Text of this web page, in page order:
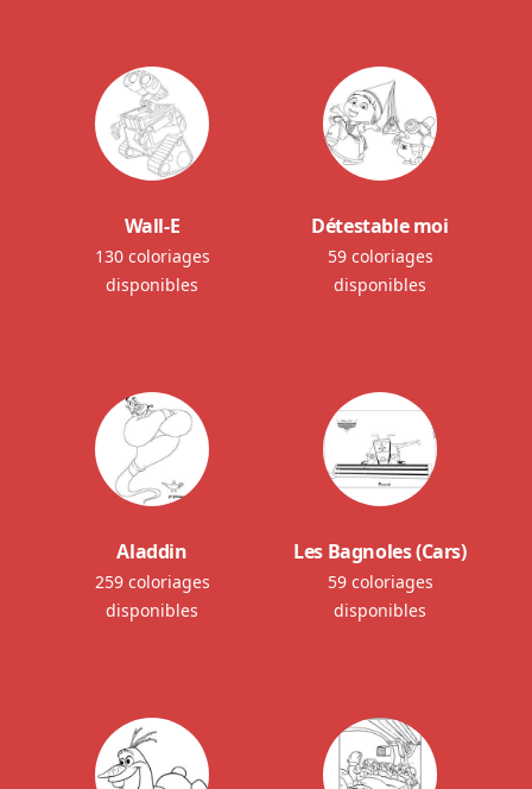
Wall-E
130 coloriages
disponibles
Détestable moi
59 coloriages
disponibles
Aladdin
259 coloriages
disponibles
Les Bagnoles (Cars)
59 coloriages
disponibles